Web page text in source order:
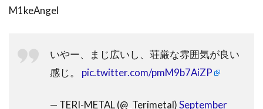
M1keAngel
いやー、まじ広いし、荘厳な雰囲気が良い
感じ。 pic.twitter.com/pmM9b7AiZP
— TERI-METAL (@_Terimetal)September